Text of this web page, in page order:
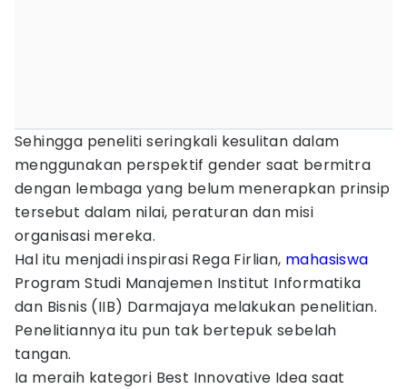
Sehingga peneliti seringkali kesulitan dalam
menggunakan perspektif gender saat bermitra
dengan lembaga yang belum menerapkan prinsip
tersebut dalam nilai, peraturan dan misi
organisasi mereka.
Hal itu menjadi inspirasi Rega Firlian, mahasiswa
Program Studi Manajemen Institut Informatika
dan Bisnis (IIB) Darmajaya melakukan penelitian.
Penelitiannya itu pun tak bertepuk sebelah
tangan.
Ia meraih kategori Best Innovative Idea saat